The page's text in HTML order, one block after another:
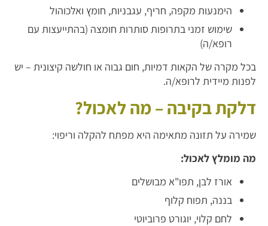
הימנעות מקפה, חריף, עגבניות, חומץ ואלכוהול
שימוש זמני בתרופות סותרות חומצה (בהתייעצות עם
רופא/ה)
בכל מקרה של הקאות דמיות, חום גבוה או חולשה קיצונית – יש
לפנות מיידית לרופא/ה.
דלקת בקיבה – מה לאכול?
שמירה על תזונה מתאימה היא מפתח להקלה וריפוי:
מה מומלץ לאכול:
אורז לבן, תפו"א מבושלים
בננה, תפוח קלוף
לחם קלוי, יוגורט פרוביוטי